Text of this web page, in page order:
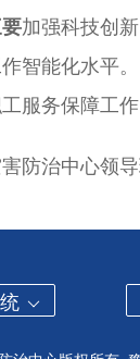
加强科技创
智能化水平。
务保障工
防治中心领